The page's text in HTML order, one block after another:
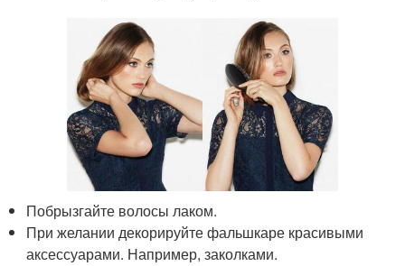
Побрызгайте волосы лаком.
При желании декорируйте фальшкаре красивыми
аксессуарами. Например, заколками.